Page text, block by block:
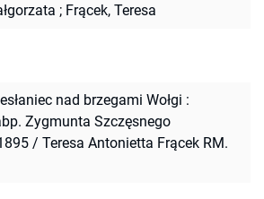
; Frącek, Teresa
nad brzegami Wołgi :
Zygmunta Szczęsnego
/ Teresa Antonietta Frącek RM.